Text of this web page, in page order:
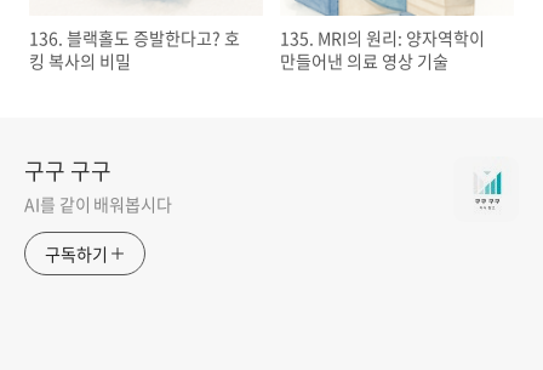
136. 블랙홀도 증발한다고? 호
킹 복사의 비밀
135. MRI의 원리: 양자역학이
만들어낸 의료 영상 기술
구구 구구
AI를 같이 배워봅시다
구독하기